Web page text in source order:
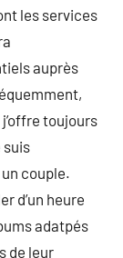
les services
auprès
toujours
suis
couple.
d’un heure
adatpés
de leur